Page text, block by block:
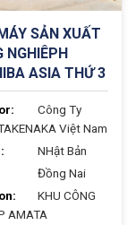
SẢN XUẤT
NGHIÊPH
ASIA THỨ 3
Công Ty
Việt Nam
NHật Bản
Đồng Nai
KHU CÔNG
AMATA